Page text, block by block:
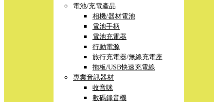
電池/充電產品
相機/器材電池
電池手柄
電池充電器
行動電源
旅行充電器/無線充電座
拖板/USB快速充電線
專業音訊器材
收音咪
數碼錄音機